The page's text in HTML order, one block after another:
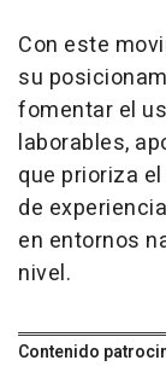
Con este
su
fomentar el
laborables,
que prioriza
de
en entornos
nivel.
Contenido